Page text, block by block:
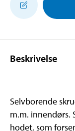
Beskrivelse
Selvborende
m.m. innendørs.
hodet, som